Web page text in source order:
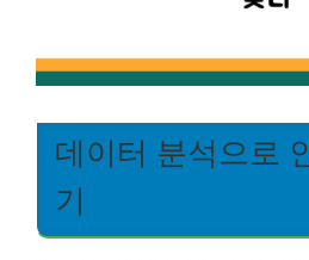
데이터 분석으로
기